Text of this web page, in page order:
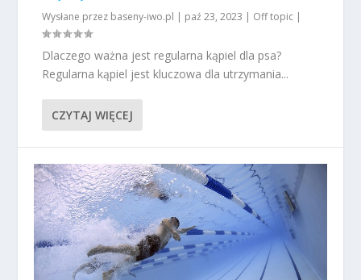
Wysłane przez baseny-iwo.pl | paź 23, 2023 | Off topic |
Dlaczego ważna jest regularna kąpiel dla psa?
Regularna kąpiel jest kluczowa dla utrzymania...
CZYTAJ WIĘCEJ